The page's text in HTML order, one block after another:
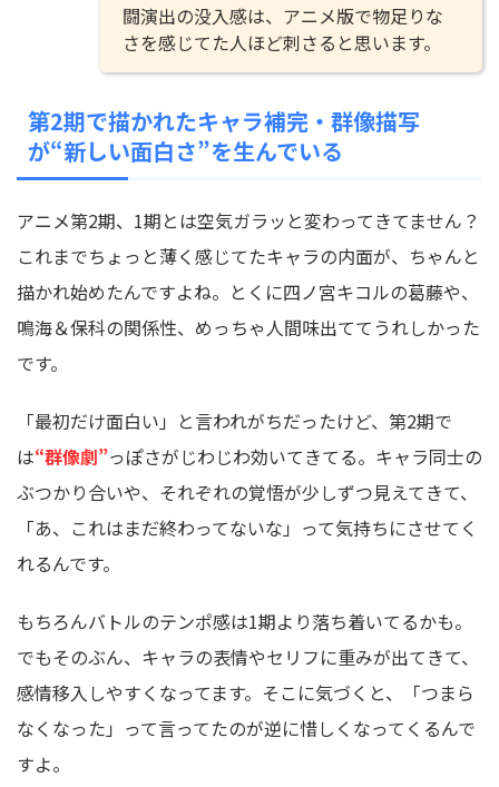
闘演出の没入感は、アニメ版で物足りな
さを感じてた人ほど刺さると思います。
第2期で描かれたキャラ補完・群像描写
が“新しい面白さ”を生んでいる
アニメ第2期、1期とは空気ガラッと変わってきてません？
これまでちょっと薄く感じてたキャラの内面が、ちゃんと
描かれ始めたんですよね。とくに四ノ宮キコルの葛藤や、
鳴海＆保科の関係性、めっちゃ人間味出ててうれしかった
です。
「最初だけ面白い」と言われがちだったけど、第2期で
は“群像劇”っぽさがじわじわ効いてきてる。キャラ同士の
ぶつかり合いや、それぞれの覚悟が少しずつ見えてきて、
「あ、これはまだ終わってないな」って気持ちにさせてく
れるんです。
もちろんバトルのテンポ感は1期より落ち着いてるかも。
でもそのぶん、キャラの表情やセリフに重みが出てきて、
感情移入しやすくなってます。そこに気づくと、「つまら
なくなった」って言ってたのが逆に惜しくなってくるんで
すよ。